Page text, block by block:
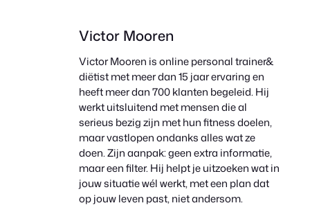
Victor Mooren
Victor Mooren is online personal trainer&
diëtist met meer dan 15 jaar ervaring en
heeft meer dan 700 klanten begeleid. Hij
werkt uitsluitend met mensen die al
serieus bezig zijn met hun fitness doelen,
maar vastlopen ondanks alles wat ze
doen. Zijn aanpak: geen extra informatie,
maar een filter. Hij helpt je uitzoeken wat in
jouw situatie wél werkt, met een plan dat
op jouw leven past, niet andersom.